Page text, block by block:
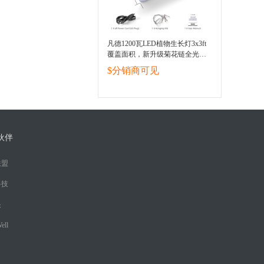
凡德1200瓦LED植物生长灯3x3ft
覆盖面积，新升级菊花链全光
谱，适用于室内植物，蔬菜和花
卉双开关，水培植物灯带192颗
$分销商可见
伴